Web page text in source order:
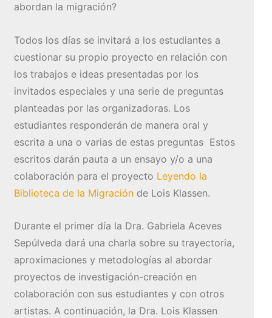
abordan la migración?
Todos los días se invitará a los estudiantes a
cuestionar su propio proyecto en relación con
los trabajos e ideas presentadas por los
invitados especiales y una serie de preguntas
planteadas por las organizadoras. Los
estudiantes responderán de manera oral y
escrita a una o varias de estas preguntas Estos
escritos darán pauta a un ensayo y/o a una
colaboración para el proyecto Leyendo la
Biblioteca de la Migración de Lois Klassen.
Durante el primer día la Dra. Gabriela Aceves
Sepúlveda dará una charla sobre su trayectoria,
aproximaciones y metodologías al abordar
proyectos de investigación-creación en
colaboración con sus estudiantes y con otros
artistas. A continuación, la Dra. Lois Klassen